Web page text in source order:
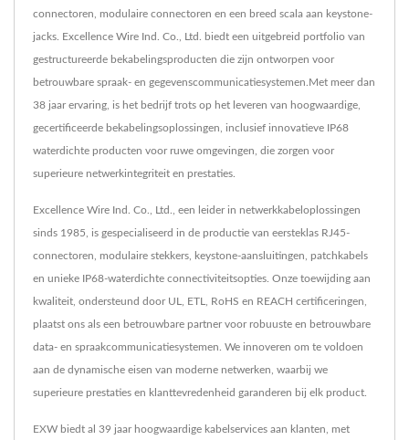
connectoren, modulaire connectoren en een breed scala aan keystone-
jacks. Excellence Wire Ind. Co., Ltd. biedt een uitgebreid portfolio van
gestructureerde bekabelingsproducten die zijn ontworpen voor
betrouwbare spraak- en gegevenscommunicatiesystemen.Met meer dan
38 jaar ervaring, is het bedrijf trots op het leveren van hoogwaardige,
gecertificeerde bekabelingsoplossingen, inclusief innovatieve IP68
waterdichte producten voor ruwe omgevingen, die zorgen voor
superieure netwerkintegriteit en prestaties.
Excellence Wire Ind. Co., Ltd., een leider in netwerkkabeloplossingen
sinds 1985, is gespecialiseerd in de productie van eersteklas RJ45-
connectoren, modulaire stekkers, keystone-aansluitingen, patchkabels
en unieke IP68-waterdichte connectiviteitsopties. Onze toewijding aan
kwaliteit, ondersteund door UL, ETL, RoHS en REACH certificeringen,
plaatst ons als een betrouwbare partner voor robuuste en betrouwbare
data- en spraakcommunicatiesystemen. We innoveren om te voldoen
aan de dynamische eisen van moderne netwerken, waarbij we
superieure prestaties en klanttevredenheid garanderen bij elk product.
EXW biedt al 39 jaar hoogwaardige kabelservices aan klanten, met